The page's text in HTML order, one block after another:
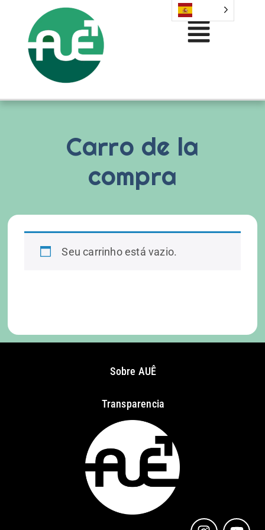
Carro de la
compra
Seu carrinho está vazio.
Sobre AUÊ
Transparencia